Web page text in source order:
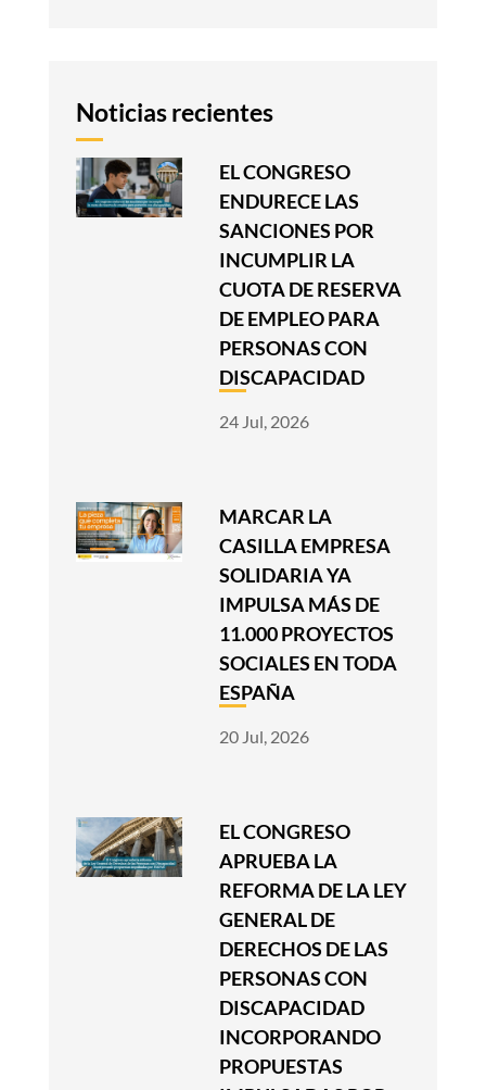
EL CONGRESO
ENDURECE LAS
SANCIONES POR
INCUMPLIR LA
CUOTA DE RESERVA
DE EMPLEO PARA
PERSONAS CON
DISCAPACIDAD
24 Jul, 2026
MARCAR LA
CASILLA EMPRESA
SOLIDARIA YA
IMPULSA MÁS DE
11.000 PROYECTOS
SOCIALES EN TODA
ESPAÑA
20 Jul, 2026
EL CONGRESO
APRUEBA LA
REFORMA DE LA LEY
GENERAL DE
DERECHOS DE LAS
PERSONAS CON
DISCAPACIDAD
INCORPORANDO
PROPUESTAS
Noticias recientes